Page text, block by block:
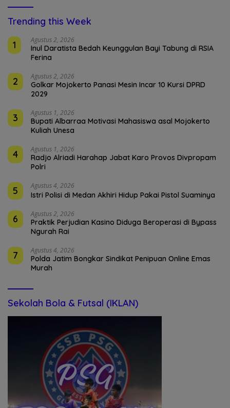
Trending this Week
1
Agustus 2, 2026
Inul Daratista Bedah Keunggulan Bayi Tabung di RSIA
Ferina
2 Agustus 2, 2026
Golkar Mojokerto Panasi Mesin Incar 10 Kursi DPRD
2029
3 Agustus 1, 2026
Bupati Albarraa Motivasi Mahasiswa asal Mojokerto
Kuliah Unesa
4 Agustus 1, 2026
Radjo Alriadi Harahap Jabat Karo Provos Divpropam
Polri
5 Agustus 4, 2026
Istri Polisi di Medan Akhiri Hidup Pakai Pistol Suaminya
6 Agustus 2, 2026
Praktik Perjudian Kasino Diduga Beroperasi di Bypass
Ngurah Rai
7 Agustus 4, 2026
Polda Jatim Bongkar Sindikat Penipuan Online Emas
Murah
Sekolah Bola & Futsal (IKLAN)